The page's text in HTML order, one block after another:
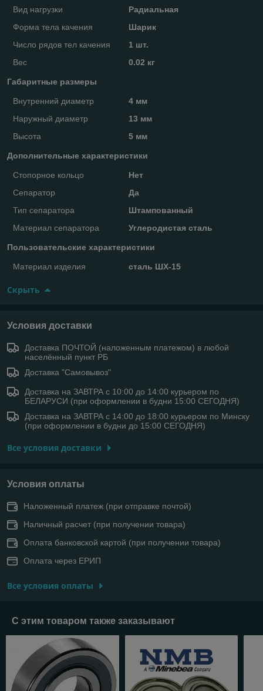
Вид нагрузки
Радиальная
Форма тела качения
Шарик
Число рядов тел качения
1 шт.
Вес
0.02 кг
Габаритные размеры
Внутренний диаметр
4 мм
Наружный диаметр
13 мм
Высота
5 мм
Дополнительные характеристики
Стопорное кольцо
Нет
Сепаратор
Да
Тип сепаратора
Штампованный
Материал сепаратора
Углеродистая сталь
Пользовательские характеристики
Материал изделия сталь ШХ-15
Скрыть
Условия доставки
Доставка ПОЧТОЙ (наложенным платежом) в любой
населённый пункт РБ
Доставка "Самовывоз"
Доставка на ЗАВТРА с 10:00 до 14:00 курьером по
БЕЛАРУСИ (при оформлении в будни 15:00 СЕГОДНЯ)
Доставка на ЗАВТРА с 14:00 до 18:00 курьером по Минску
(при оформлении в будни до 15:00 СЕГОДНЯ)
Все условия доставки
Условия оплаты
Наложенный платеж (при отправке почтой)
Наличный расчет (при получении товара)
Оплата банковской картой (при получении товара)
Оплата через ЕРИП
Все условия оплаты
С этим товаром также заказывают